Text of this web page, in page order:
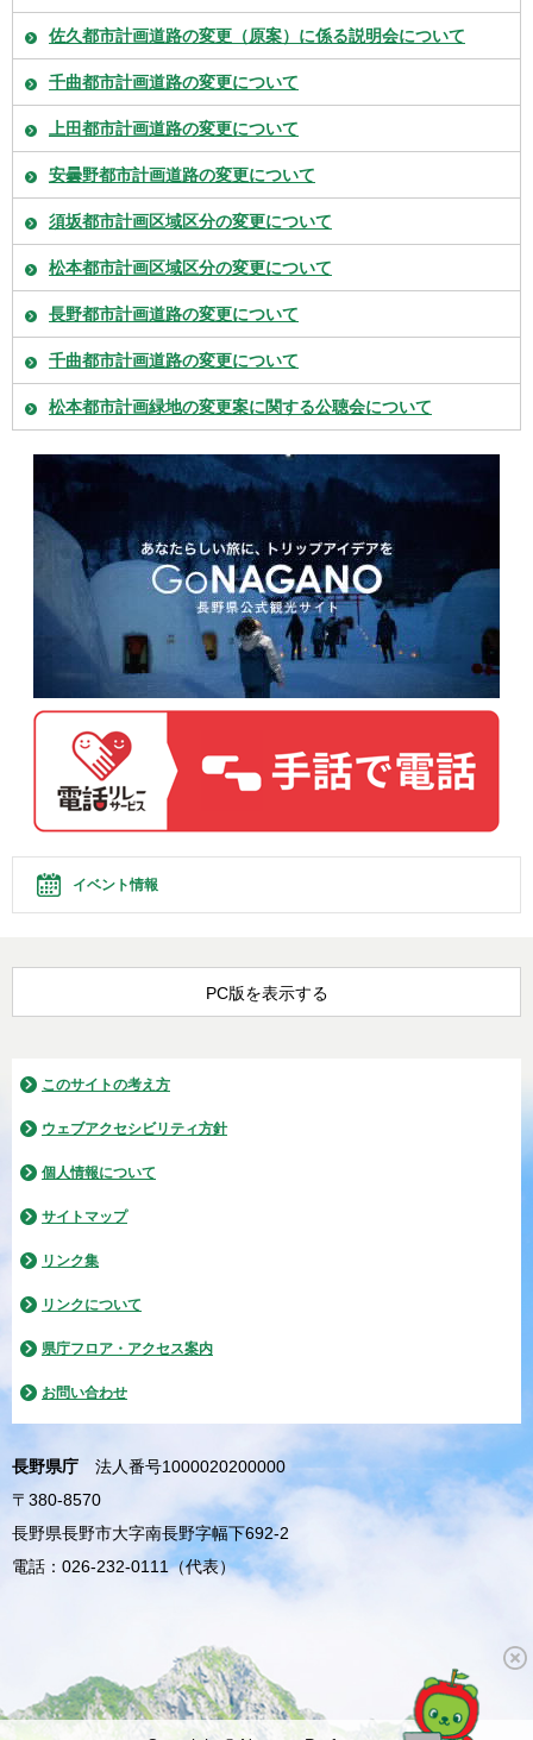
佐久都市計画道路の変更（原案）に係る説明会について
千曲都市計画道路の変更について
上田都市計画道路の変更について
安曇野都市計画道路の変更について
須坂都市計画区域区分の変更について
松本都市計画区域区分の変更について
長野都市計画道路の変更について
千曲都市計画道路の変更について
松本都市計画緑地の変更案に関する公聴会について
イベント情報
PC版を表示する
このサイトの考え方
ウェブアクセシビリティ方針
個人情報について
サイトマップ
リンク集
リンクについて
県庁フロア・アクセス案内
お問い合わせ
長野県庁
法人番号1000020200000
〒380-8570
長野県長野市大字南長野字幅下692-2
電話：026-232-0111（代表）